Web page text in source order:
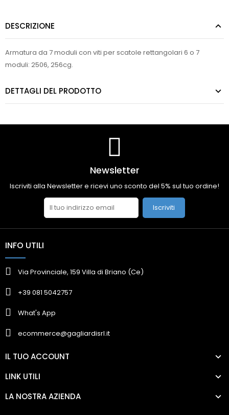
DESCRIZIONE
Armatura da 7 moduli con viti per scatole rettangolari 6 o 7
moduli: 2506, 256cg.
DETTAGLI DEL PRODOTTO
Newsletter
Iscriviti alla Newsletter e ricevi uno sconto del 5% sul tuo ordine!
Iscriviti
INFO UTILI
Via Provinciale, 159 Villa di Briano (Ce)
+39 081 5042757
What's App
ecommerce@gagliardisrl.it
IL TUO ACCOUNT
LINK UTILI
LA NOSTRA AZIENDA